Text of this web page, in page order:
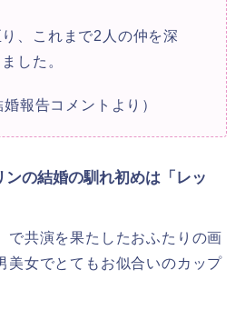
、これまで2人の仲を深
した。
報告コメントより）
の結婚の馴れ初めは「レッ
で共演を果たしたおふたりの画
美女でとてもお似合いのカップ